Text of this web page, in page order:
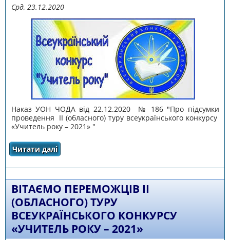
Срд, 23.12.2020
Наказ УОН ЧОДА від 22.12.2020 № 186 "Про підсумки
проведення ІІ (обласного) туру всеукраїнського конкурсу
«Учитель року – 2021» "
Читати далі
року – 2021»
ВІТАЄМО ПЕРЕМОЖЦІВ ІІ
(ОБЛАСНОГО) ТУРУ
ВСЕУКРАЇНСЬКОГО КОНКУРСУ
«УЧИТЕЛЬ РОКУ – 2021»